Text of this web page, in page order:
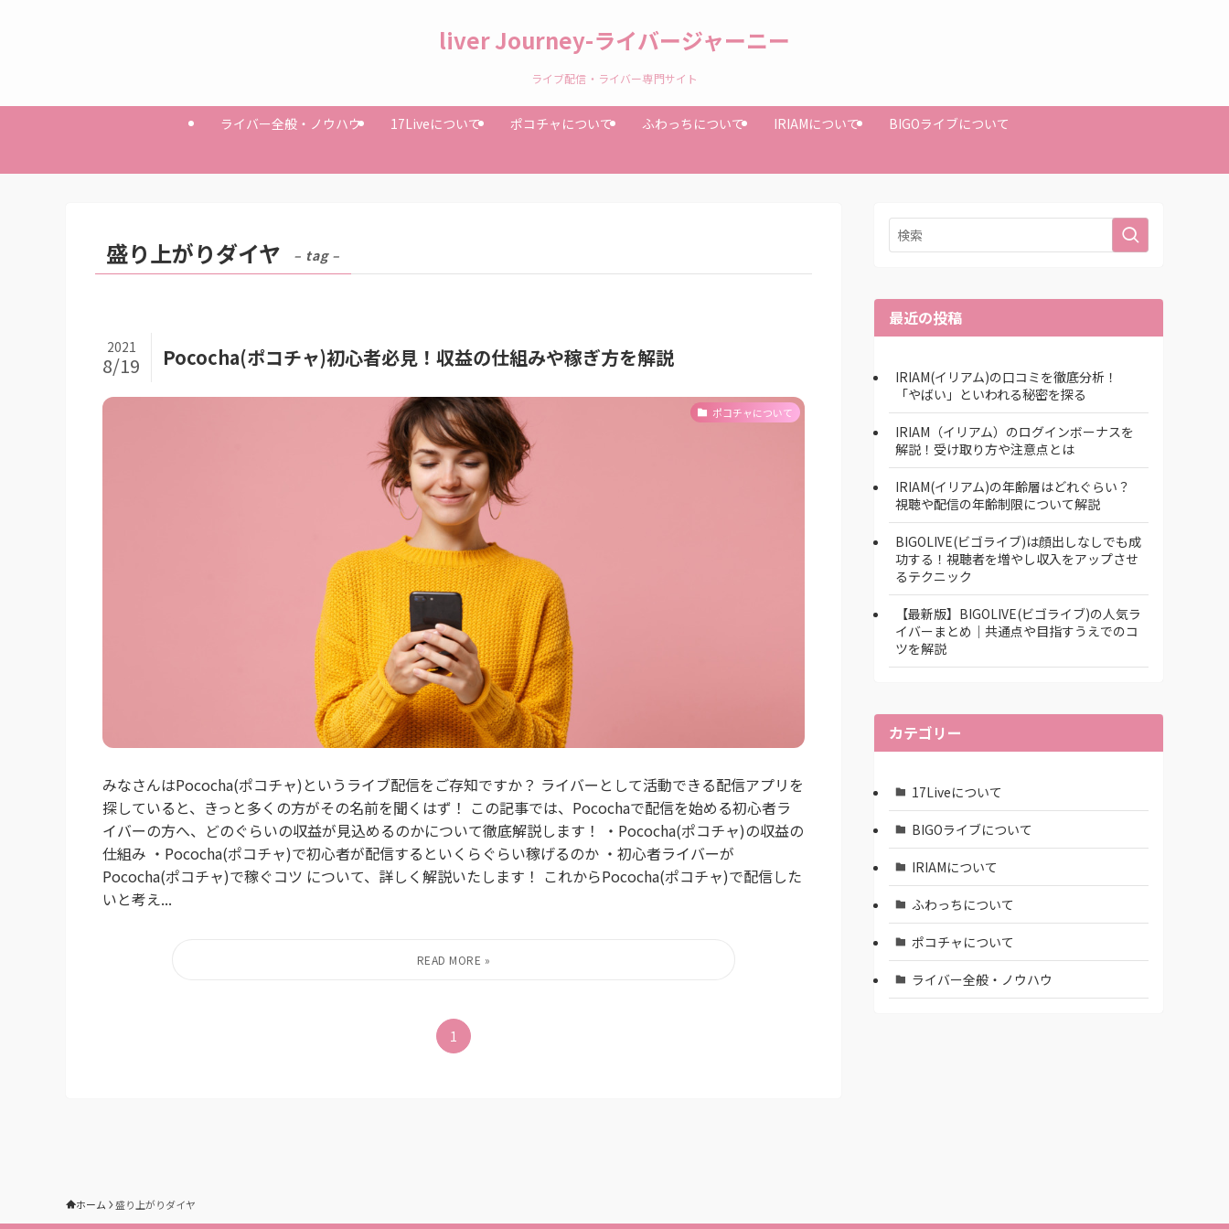
liver Journey-ライバージャーニー
ライブ配信・ライバー専門サイト
ライバー全般・ノウハウ 17Liveについて ポコチャについて ふわっちについて IRIAMについて BIGOライブについて
盛り上がりダイヤ – tag –
Pococha(ポコチャ)初心者必見！収益の仕組みや稼ぎ方を解説
2021
8/19
ポコチャについて
みなさんはPococha(ポコチャ)というライブ配信をご存知ですか？ ライバーとして活動できる配信アプリを
探していると、きっと多くの方がその名前を聞くはず！ この記事では、Pocochaで配信を始める初心者ラ
イバーの方へ、どのぐらいの収益が見込めるのかについて徹底解説します！ ・Pococha(ポコチャ)の収益の
仕組み ・Pococha(ポコチャ)で初心者が配信するといくらぐらい稼げるのか ・初心者ライバーが
Pococha(ポコチャ)で稼ぐコツ について、詳しく解説いたします！ これからPococha(ポコチャ)で配信した
いと考え...
1
最近の投稿
IRIAM(イリアム)の口コミを徹底分析！
「やばい」といわれる秘密を探る
IRIAM（イリアム）のログインボーナスを
解説！受け取り方や注意点とは
IRIAM(イリアム)の年齢層はどれぐらい？
視聴や配信の年齢制限について解説
BIGOLIVE(ビゴライブ)は顔出しなしでも成
功する！視聴者を増やし収入をアップさせ
るテクニック
【最新版】BIGOLIVE(ビゴライブ)の人気ラ
イバーまとめ│共通点や目指すうえでのコ
ツを解説
カテゴリー
17Liveについて
BIGOライブについて
IRIAMについて
ふわっちについて
ポコチャについて
ライバー全般・ノウハウ
ホーム 盛り上がりダイヤ